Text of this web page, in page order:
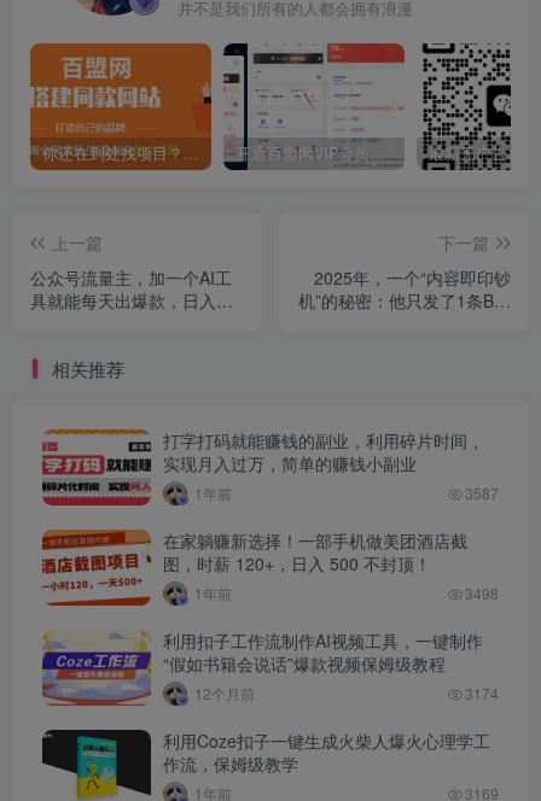
并不是我们所有的人都会拥有浪漫
你还在到处找项目？还在当韭菜？我靠卖项目一个月收入5万+，曾经我也是个失败者。 开通百盟网VIP会员，尊享全站资源免费下载，享70%的推广提成！！【限时五折优惠】
上一篇
公众号流量主，加一个AI工
具就能每天出爆款，日入
下一篇
2025年，一个“内容即印钞
机”的秘密：他只发了1条B站
相关推荐
打字打码就能赚钱的副业，利用碎片时间，
实现月入过万，简单的赚钱小副业
1年前 3587
在家躺赚新选择！一部手机做美团酒店截
图，时薪 120+，日入 500 不封顶！
1年前 3498
利用扣子工作流制作AI视频工具，一键制作
“假如书籍会说话”爆款视频保姆级教程
12个月前 3174
利用Coze扣子一键生成火柴人爆火心理学工
作流，保姆级教学
1年前 3169